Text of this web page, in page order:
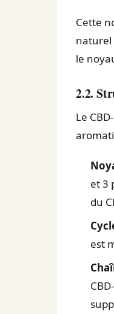
Cette
naturel
le
2.2.
Le
et 3
du
est